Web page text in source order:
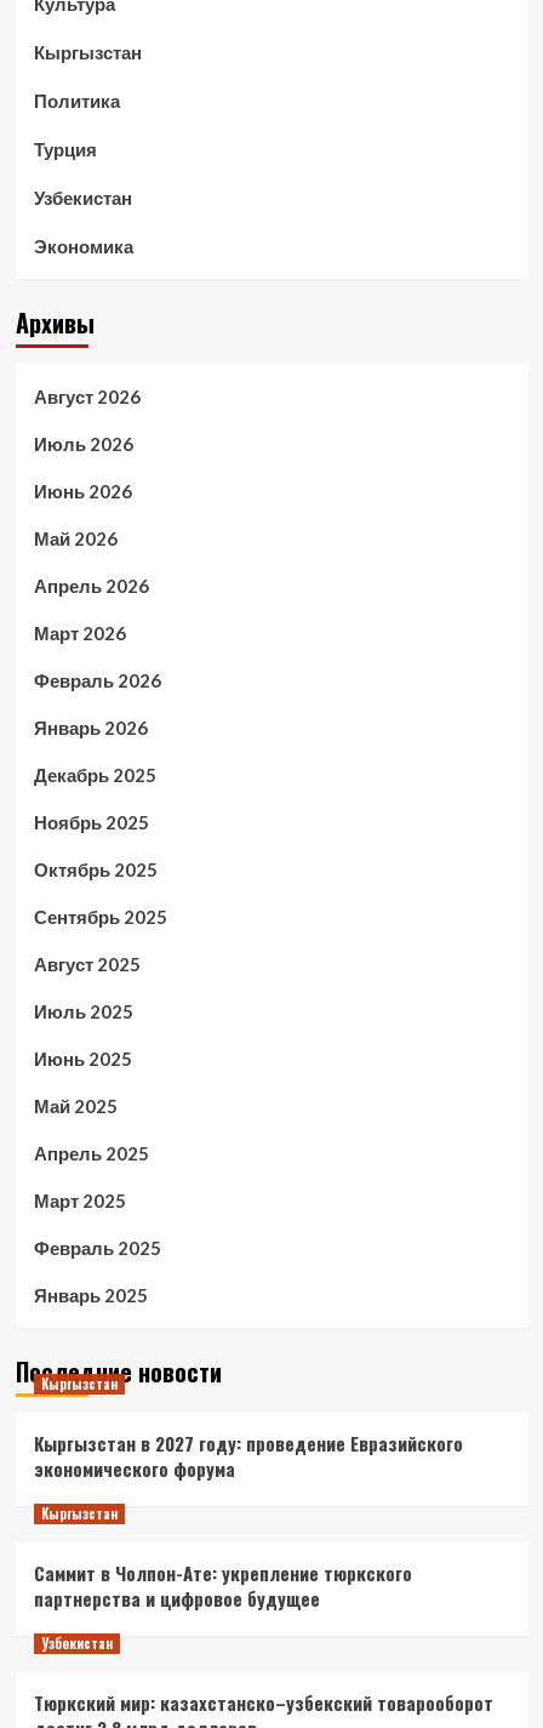
Кыргызстан
Политика
Турция
Узбекистан
Экономика
Архивы
Август 2026
Июль 2026
Июнь 2026
Май 2026
Апрель 2026
Март 2026
Февраль 2026
Январь 2026
Декабрь 2025
Ноябрь 2025
Октябрь 2025
Сентябрь 2025
Август 2025
Июль 2025
Июнь 2025
Май 2025
Апрель 2025
Март 2025
Февраль 2025
Январь 2025
Последние новости
Кыргызстан
Кыргызстан в 2027 году: проведение Евразийского
экономического форума
Кыргызстан
Саммит в Чолпон-Ате: укрепление тюркского
партнерства и цифровое будущее
Узбекистан
Тюркский мир: казахстанско–узбекский товарооборот